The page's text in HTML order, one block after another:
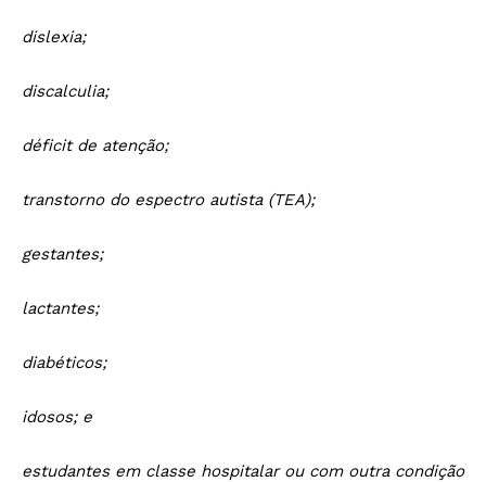
dislexia;
discalculia;
déficit de atenção;
transtorno do espectro autista (TEA);
gestantes;
lactantes;
diabéticos;
idosos; e
estudantes em classe hospitalar ou com outra condição